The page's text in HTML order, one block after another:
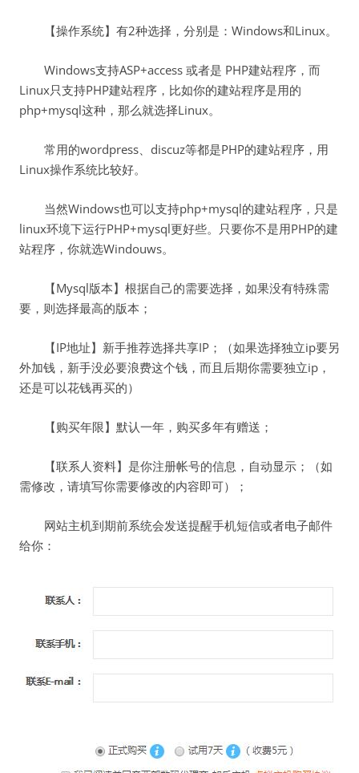
【操作系统】有2种选择，分别是：Windows和Linux。
Windows支持ASP+access 或者是 PHP建站程序，而
Linux只支持PHP建站程序，比如你的建站程序是用的
php+mysql这种，那么就选择Linux。
常用的wordpress、discuz等都是PHP的建站程序，用
Linux操作系统比较好。
当然Windows也可以支持php+mysql的建站程序，只是
linux环境下运行PHP+mysql更好些。只要你不是用PHP的建
站程序，你就选Windouws。
【Mysql版本】根据自己的需要选择，如果没有特殊需
要，则选择最高的版本；
【IP地址】新手推荐选择共享IP；（如果选择独立ip要另
外加钱，新手没必要浪费这个钱，而且后期你需要独立ip，
还是可以花钱再买的）
【购买年限】默认一年，购买多年有赠送；
【联系人资料】是你注册帐号的信息，自动显示；（如
需修改，请填写你需要修改的内容即可）；
网站主机到期前系统会发送提醒手机短信或者电子邮件
给你：